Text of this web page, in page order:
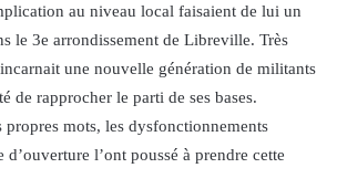
au niveau local faisaient de lui un
le 3e arrondissement de Libreville. Très
une nouvelle génération de militants
de rapprocher le parti de ses bases.
propres mots, les dysfonctionnements
d’ouverture l’ont poussé à prendre cette